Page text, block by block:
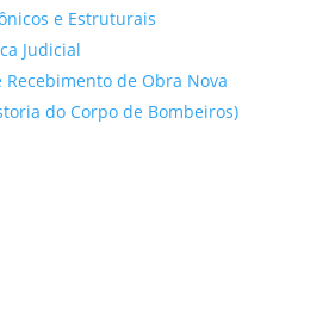
e Estruturais
Judicial
Recebimento de Obra Nova
do Corpo de Bombeiros)